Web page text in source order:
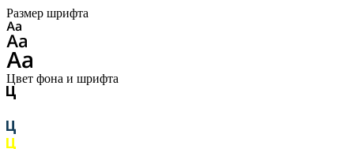
Размер шрифта
Цвет фона и шрифта